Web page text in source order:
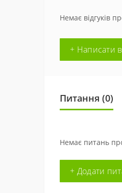
Немає відгуків
+ Написати
Питання (0)
Немає питань
+ Додати